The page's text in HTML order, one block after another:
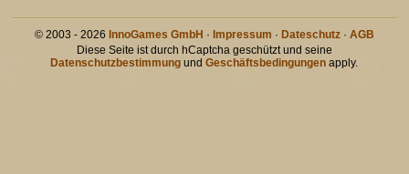
© 2003 - 2026 InnoGames GmbH · Impressum · Dateschutz· AGB
Diese Seite ist durch hCaptcha geschützt und seine
Datenschutzbestimmung undGeschäftsbedingungen apply.